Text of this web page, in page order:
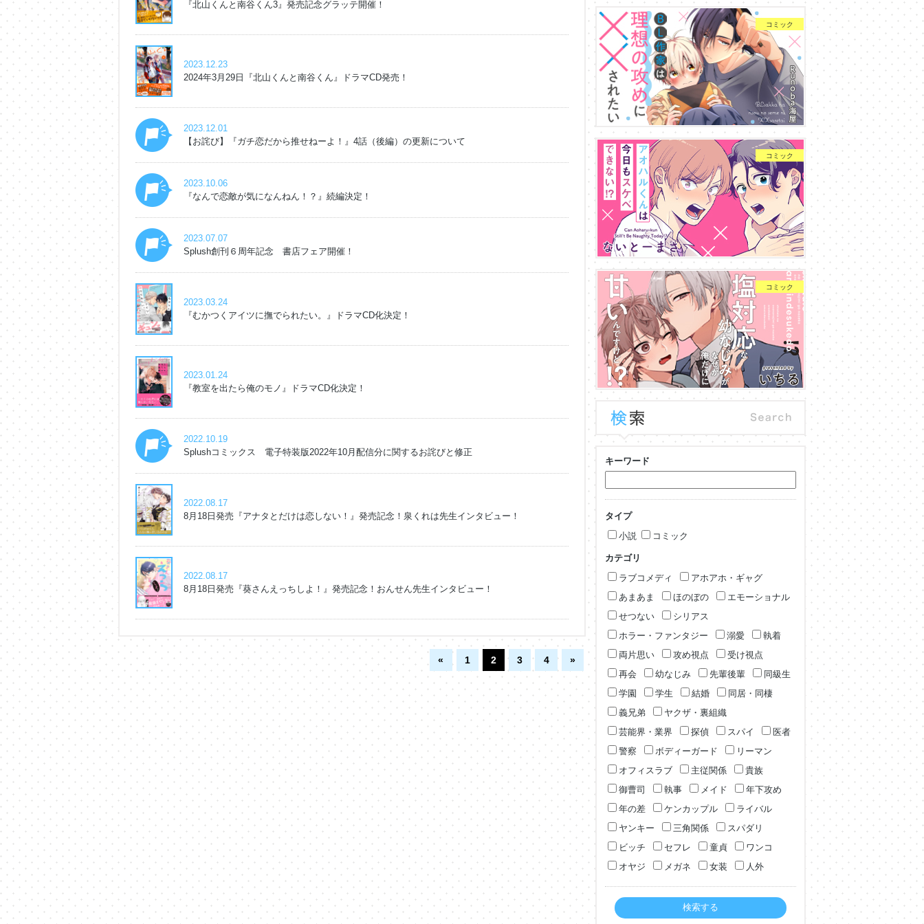
『北山くんと南谷くん3』発売記念グラッテ開催！
2023.12.23
2024年3月29日『北山くんと南谷くん』ドラマCD発売！
2023.12.01
【お詫び】『ガチ恋だから推せねーよ！』4話（後編）の更新について
2023.10.06
『なんで恋敵が気になんねん！？』続編決定！
2023.07.07
Splush創刊６周年記念 書店フェア開催！
2023.03.24
『むかつくアイツに撫でられたい。』ドラマCD化決定！
2023.01.24
『教室を出たら俺のモノ』ドラマCD化決定！
2022.10.19
Splushコミックス 電子特装版2022年10月配信分に関するお詫びと修正
2022.08.17
8月18日発売『アナタとだけは恋しない！』発売記念！泉くれは先生インタビュー！
2022.08.17
8月18日発売『葵さんえっちしよ！』発売記念！おんせん先生インタビュー！
« 1 2 3 4 »
コミック
コミック
コミック
キーワード
タイプ
小説
コミック
カテゴリ
ラブコメディ
アホアホ・ギャグ
あまあま
ほのぼの
エモーショナル
せつない
シリアス
ホラー・ファンタジー
溺愛
執着
両片思い
攻め視点
受け視点
再会
幼なじみ 先輩後輩
同級生
学園
学生 結婚
同居・同棲
義兄弟
ヤクザ・裏組織
芸能界・業界
探偵 スパイ
医者
警察
ボディーガード
リーマン
オフィスラブ
主従関係
貴族
御曹司
執事 メイド
年下攻め
年の差
ケンカップル
ライバル
ヤンキー
三角関係
スパダリ
ビッチ
セフレ 童貞
ワンコ
オヤジ
メガネ 女装 人外
検索する